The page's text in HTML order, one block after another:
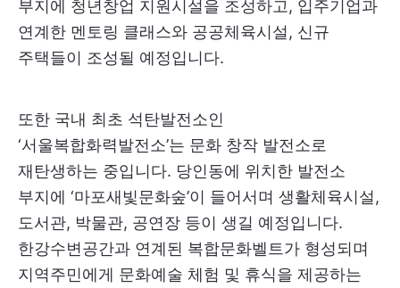
부지에 청년창업 지원시설을 조성하고, 입주기업과
연계한 멘토링 클래스와 공공체육시설, 신규
주택들이 조성될 예정입니다.
또한 국내 최초 석탄발전소인
‘서울복합화력발전소’는 문화 창작 발전소로
재탄생하는 중입니다. 당인동에 위치한 발전소
부지에 ‘마포새빛문화숲’이 들어서며 생활체육시설,
도서관, 박물관, 공연장 등이 생길 예정입니다.
한강수변공간과 연계된 복합문화벨트가 형성되며
지역주민에게 문화예술 체험 및 휴식을 제공하는